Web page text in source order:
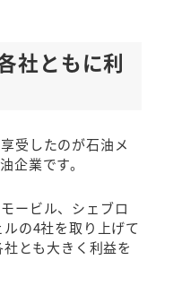
社ともに利
受したのが石油メ
企業です。
ービル、シェブロ
の4社を取り上げて
とも大きく利益を